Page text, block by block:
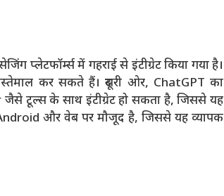
में गहराई से इंटीग्रेट किया गया है।
कर सकते हैं। दूसरी ओर, ChatGPT का
टूल्स के साथ इंटीग्रेट हो सकता है, जिससे यह
और वेब पर मौजूद है, जिससे यह व्यापक